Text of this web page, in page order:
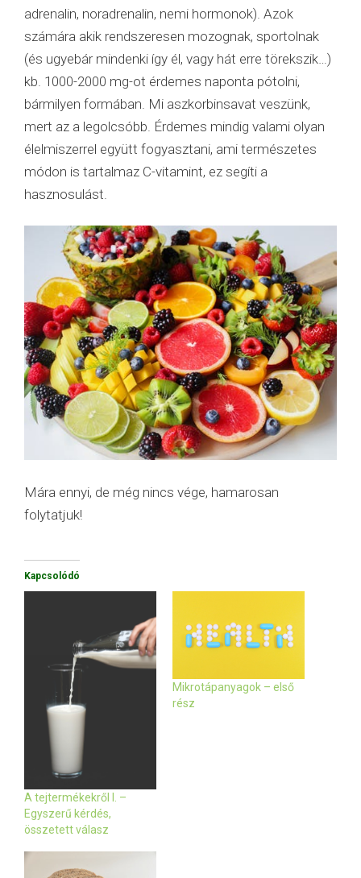
adrenalin, noradrenalin, nemi hormonok). Azok
számára akik rendszeresen mozognak, sportolnak
(és ugyebár mindenki így él, vagy hát erre törekszik…)
kb. 1000-2000 mg-ot érdemes naponta pótolni,
bármilyen formában. Mi aszkorbinsavat veszünk,
mert az a legolcsóbb. Érdemes mindig valami olyan
élelmiszerrel együtt fogyasztani, ami természetes
módon is tartalmaz C-vitamint, ez segíti a
hasznosulást.
Mára ennyi, de még nincs vége, hamarosan
folytatjuk!
Kapcsolódó
A tejtermékekről I. –
Egyszerű kérdés,
összetett válasz
Mikrotápanyagok – első
rész